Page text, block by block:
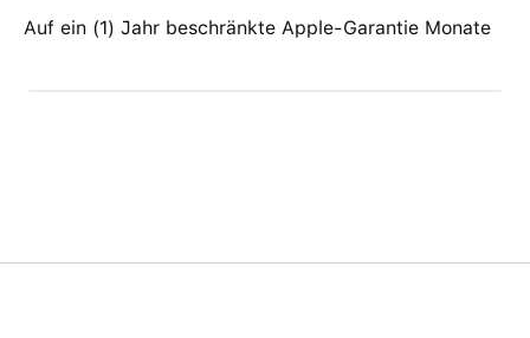
Auf ein (1) Jahr beschränkte Apple-Garantie Monate